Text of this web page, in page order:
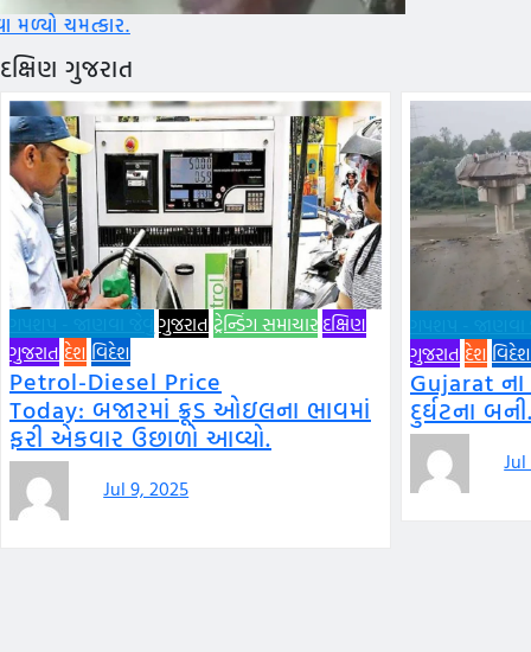
દક્ષિણ ગુજરાત
ગુજરાત ટ્રેન્ડિંગ સમાચાર દક્ષિણ
ગુજરાત દેશ વિદેશ
Petrol-Diesel Price
Today: બજારમાં ક્રૂડ ઓઇલના ભાવમાં
ફરી એકવાર ઉછાળો આવ્યો.
Jul 9, 2025
ગુજરાત દેશ વિદેશ
Gujarat ના
દુર્ઘટના